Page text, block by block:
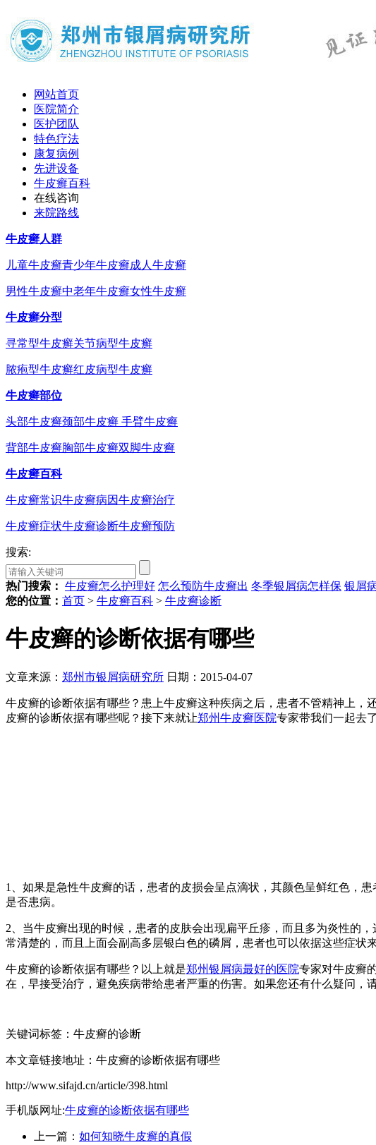
网站首页
医院简介
医护团队
特色疗法
康复病例
先进设备
牛皮癣百科
在线咨询
来院路线
牛皮癣人群
儿童牛皮癣青少年牛皮癣成人牛皮癣
男性牛皮癣中老年牛皮癣女性牛皮癣
牛皮癣分型
寻常型牛皮癣关节病型牛皮癣
脓疱型牛皮癣红皮病型牛皮癣
牛皮癣部位
头部牛皮癣颈部牛皮癣 手臂牛皮癣
背部牛皮癣胸部牛皮癣双脚牛皮癣
牛皮癣百科
牛皮癣常识牛皮癣病因牛皮癣治疗
牛皮癣症状牛皮癣诊断牛皮癣预防
搜索:
热门搜索： 牛皮癣怎么护理好 怎么预防牛皮癣出 冬季银屑病怎样保 银屑
您的位置： 首页 > 牛皮癣百科 > 牛皮癣诊断
牛皮癣的诊断依据有哪些
文章来源： 郑州市银屑病研究所 日期：2015-04-07
牛皮癣的诊断依据有哪些？患上牛皮癣这种疾病之后，患者不管精神上
皮癣的诊断依据有哪些呢？接下来就让郑州牛皮癣医院专家带我们一起去
1、如果是急性牛皮癣的话，患者的皮损会呈点滴状，其颜色呈鲜红色，
是否患病。
2、当牛皮癣出现的时候，患者的皮肤会出现扁平丘疹，而且多为炎性的
常清楚的，而且上面会副高多层银白色的磷屑，患者也可以依据这些症状
牛皮癣的诊断依据有哪些？以上就是郑州银屑病最好的医院专家对牛皮癣
在，早接受治疗，避免疾病带给患者严重的伤害。如果您还有什么疑问，
关键词标签：牛皮癣的诊断
本文章链接地址：牛皮癣的诊断依据有哪些
http://www.sifajd.cn/article/398.html
手机版网址:牛皮癣的诊断依据有哪些
上一篇： 如何知晓牛皮癣的真假